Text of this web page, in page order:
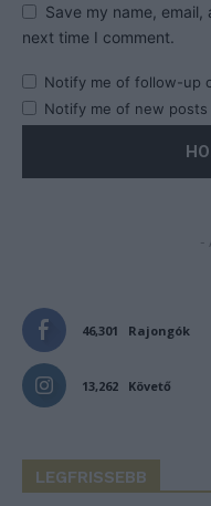
Save my name,
next time I comment.
Notify me of follow-up
Notify me of new posts
-
46,301 Rajongók
13,262 Követő
LEGFRISSEBB